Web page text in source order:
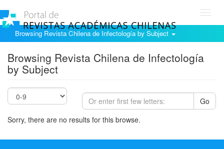
Browsing Revista Chilena de Infectología by Subject
Browsing Revista Chilena de Infectología
by Subject
Go
Sorry, there are no results for this browse.